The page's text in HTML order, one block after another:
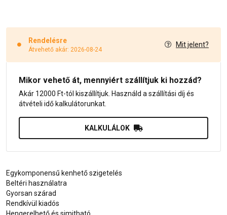
Rendelésre
Átvehető akár: 2026-08-24
Mit jelent?
Mikor vehető át, mennyiért szállítjuk ki hozzád?
Akár 12000 Ft-tól kiszállítjuk. Használd a szállítási díj és
átvételi idő kalkulátorunkat.
KALKULÁLOK
Egykomponensű kenhető szigetelés
Beltéri használatra
Gyorsan szárad
Rendkívül kiadós
Hengerelhető és simitható